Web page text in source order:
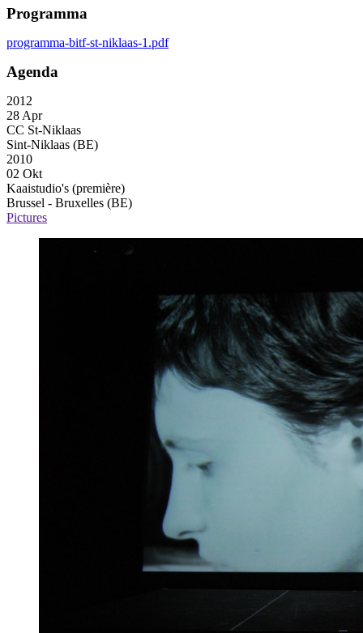
Programma
programma-bitf-st-niklaas-1.pdf
Agenda
2012
28 Apr
CC St-Niklaas
Sint-Niklaas (BE)
2010
02 Okt
Kaaistudio's (première)
Brussel - Bruxelles (BE)
Pictures